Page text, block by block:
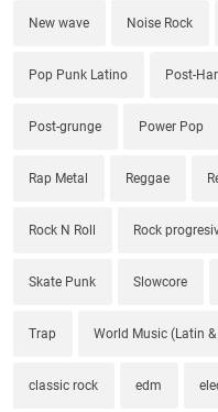
New wave Noise Rock
Pop Punk Latino Post-
Post-grunge Power Pop
Rap Metal Reggae
Rock N Roll Rock
Skate Punk Slowcore
Trap World Music (Latin
classic rock edm